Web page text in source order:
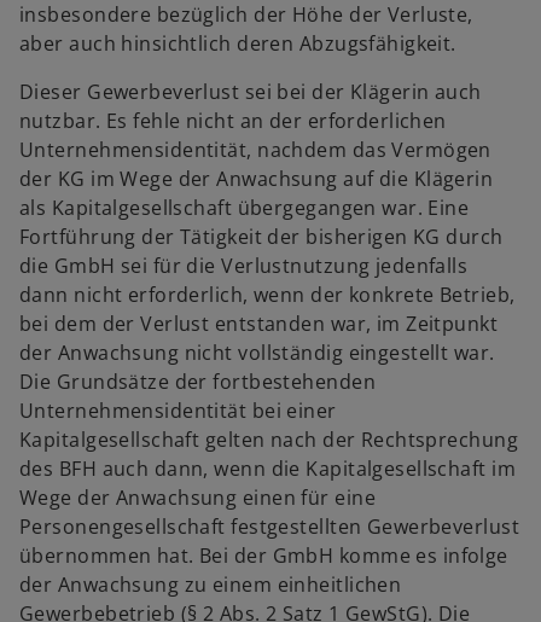
insbesondere bezüglich der Höhe der Verluste,
aber auch hinsichtlich deren Abzugsfähigkeit.
Dieser Gewerbeverlust sei bei der Klägerin auch
nutzbar. Es fehle nicht an der erforderlichen
Unternehmensidentität, nachdem das Vermögen
der KG im Wege der Anwachsung auf die Klägerin
als Kapitalgesellschaft übergegangen war. Eine
Fortführung der Tätigkeit der bisherigen KG durch
die GmbH sei für die Verlustnutzung jedenfalls
dann nicht erforderlich, wenn der konkrete Betrieb,
bei dem der Verlust entstanden war, im Zeitpunkt
der Anwachsung nicht vollständig eingestellt war.
Die Grundsätze der fortbestehenden
Unternehmensidentität bei einer
Kapitalgesellschaft gelten nach der Rechtsprechung
des BFH auch dann, wenn die Kapitalgesellschaft im
Wege der Anwachsung einen für eine
Personengesellschaft festgestellten Gewerbeverlust
übernommen hat. Bei der GmbH komme es infolge
der Anwachsung zu einem einheitlichen
Gewerbebetrieb (§ 2 Abs. 2 Satz 1 GewStG). Die